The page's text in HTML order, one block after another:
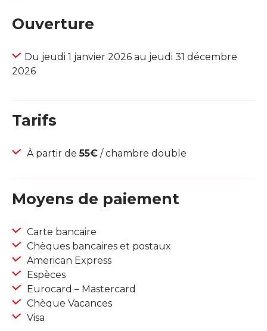
Ouverture
Du jeudi 1 janvier 2026 au jeudi 31 décembre
2026
Tarifs
À partir de55€ / chambre double
Moyens de paiement
Carte bancaire
Chèques bancaires et postaux
American Express
Espèces
Eurocard – Mastercard
Chèque Vacances
Visa